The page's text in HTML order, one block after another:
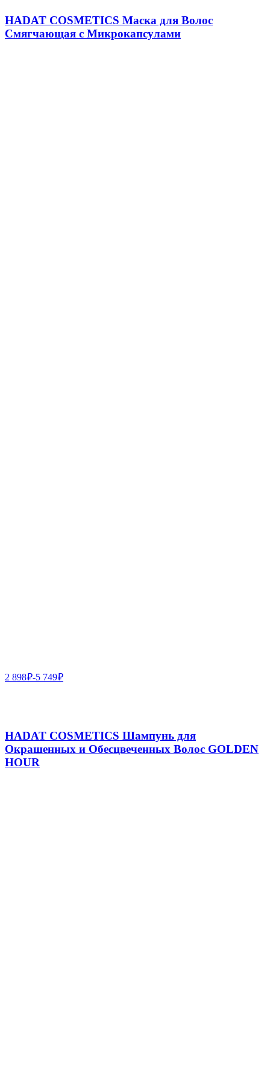
HADAT COSMETICS Маска для Волос
Смягчающая с Микрокапсулами
2 898₽-5 749₽
HADAT COSMETICS Шампунь для
Окрашенных и Обесцвеченных Волос GOLDEN
HOUR